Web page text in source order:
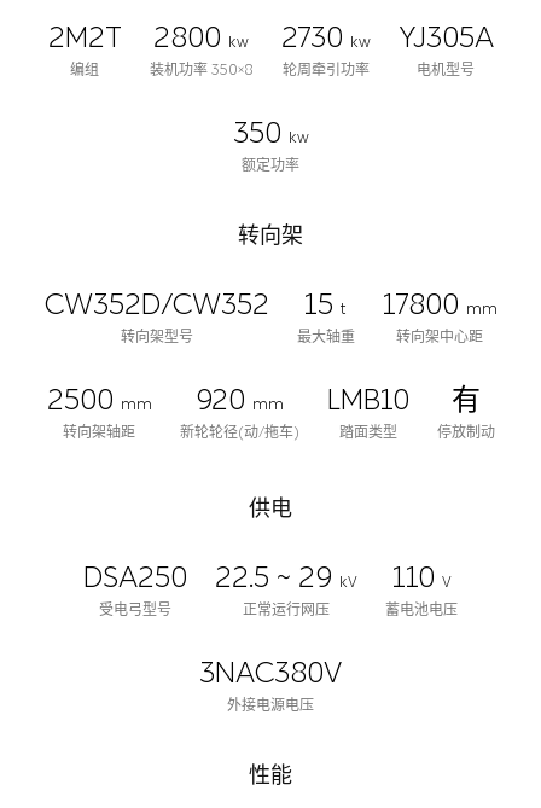
2M2T
编组
2800 kw
装机功率 350×8
2730 kw
轮周牵引功率
YJ305A
电机型号
350 kw
额定功率
转向架
CW352D/CW352
转向架型号
15 t
最大轴重
17800 mm
转向架中心距
2500 mm
转向架轴距
920 mm
新轮轮径(动/拖车)
LMB10
踏面类型
有
停放制动
供电
DSA250
受电弓型号
22.5 ~ 29 kV
正常运行网压
110 V
蓄电池电压
3NAC380V
外接电源电压
性能